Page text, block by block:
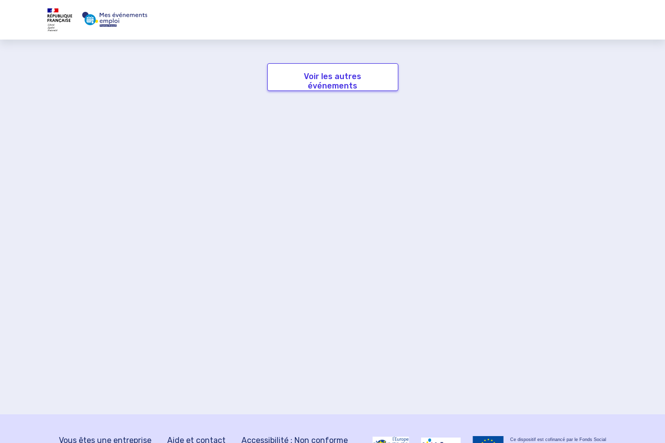
Voir les autres
événements
Vous êtes une entreprise Aide et contact Accessibilité : Non conforme
Ce dispositif est cofinancé par le Fonds Social